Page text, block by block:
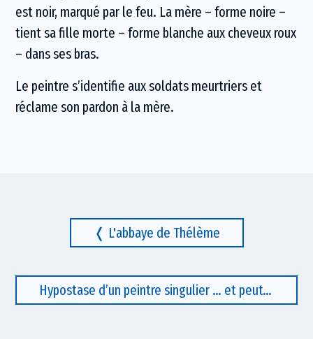
est noir, marqué par le feu. La mère – forme noire –
tient sa fille morte – forme blanche aux cheveux roux
– dans ses bras.
Le peintre s’identifie aux soldats meurtriers et
réclame son pardon à la mère.
L'abbaye de Thélème
Hypostase d’un peintre singulier … et peut-être universel